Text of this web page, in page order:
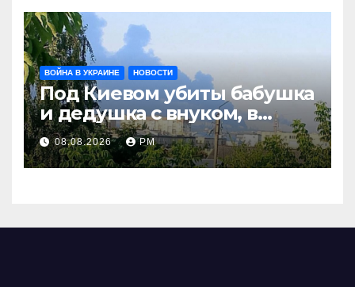
ВОЙНА В УКРАИНЕ НОВОСТИ
Под Киевом убиты бабушка
и дедушка с внуком, в
Поволжье и на Кубани
вновь горят НПЗ
08.08.2026 РМ